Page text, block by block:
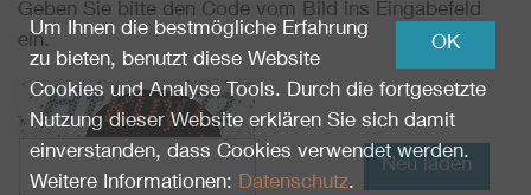
Geben Sie bitte den Code vom Bild ins Eingabefeld
ein.
Neu laden
OK
Um Ihnen die bestmögliche Erfahrung
zu bieten, benutzt diese Website
Cookies und Analyse Tools. Durch die fortgesetzte
Nutzung dieser Website erklären Sie sich damit
einverstanden, dass Cookies verwendet werden.
Weitere Informationen: Datenschutz.